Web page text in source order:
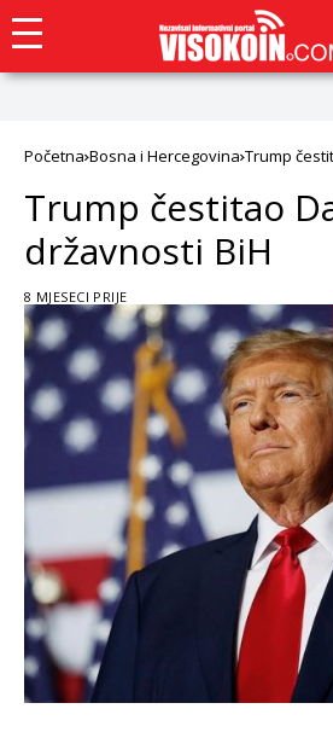
Početna Bosna i Hercegovina Trump
Trump čestitao
državnosti BiH
8 MJESECI PRIJE